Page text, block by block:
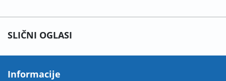
SLIČNI OGLASI
Informacije